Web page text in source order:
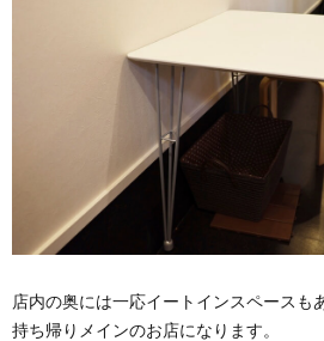
店内の奥には一応イートインスペースも
持ち帰りメインのお店になります。